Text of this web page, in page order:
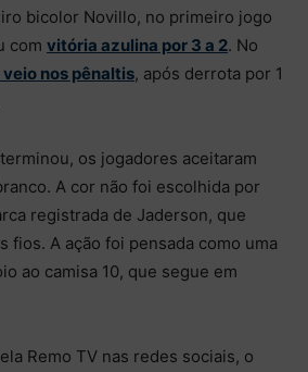
bicolor Novillo, no primeiro jogo
com vitória azulina por 3 a 2. No
nos pênaltis, após derrota por 1
os jogadores aceitaram
A cor não foi escolhida por
registrada de Jaderson, que
fios. A ação foi pensada como uma
ao camisa 10, que segue em
Remo TV nas redes sociais, o